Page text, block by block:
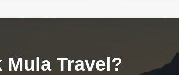
Mula Travel?